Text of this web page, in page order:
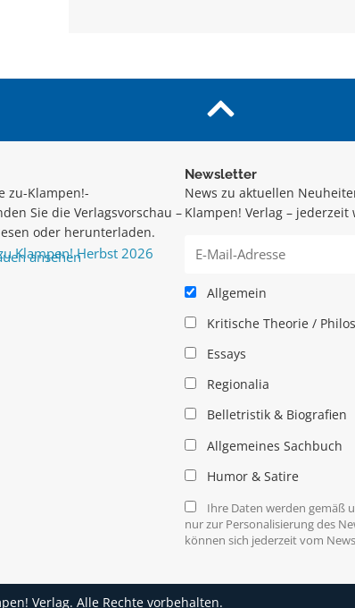
zu-Klampen!-
Sie die Verlagsvorschau –
oder herunterladen.
Klampen! Herbst 2026
ansehen
Newsletter
News zu aktuellen
Klampen! Verlag –
Allgemein
Kritische Theorie /
Essays
Regionalia
Belletristik & Biografien
Allgemeines Sachbuch
Humor & Satire
Ihre Daten werden gemäß
nur zur Personalisierung des
können sich jederzeit vom
Verlag. Alle Rechte vorbehalten.